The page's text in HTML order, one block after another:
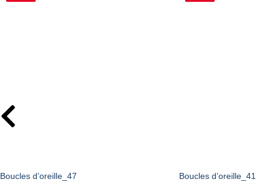
Boucles d’oreille_47 Boucles d’oreille_41